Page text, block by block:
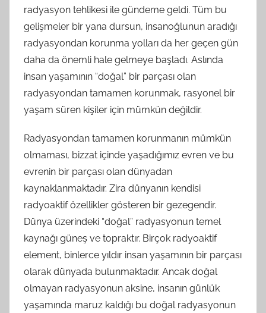
radyasyon tehlikesi ile gündeme geldi. Tüm bu
gelişmeler bir yana dursun, insanoğlunun aradığı
radyasyondan korunma yolları da her geçen gün
daha da önemli hale gelmeye başladı. Aslında
insan yaşamının “doğal” bir parçası olan
radyasyondan tamamen korunmak, rasyonel bir
yaşam süren kişiler için mümkün değildir.
Radyasyondan tamamen korunmanın mümkün
olmaması, bizzat içinde yaşadığımız evren ve bu
evrenin bir parçası olan dünyadan
kaynaklanmaktadır. Zira dünyanın kendisi
radyoaktif özellikler gösteren bir gezegendir.
Dünya üzerindeki “doğal” radyasyonun temel
kaynağı güneş ve topraktır. Birçok radyoaktif
element, binlerce yıldır insan yaşamının bir parçası
olarak dünyada bulunmaktadır. Ancak doğal
olmayan radyasyonun aksine, insanın günlük
yaşamında maruz kaldığı bu doğal radyasyonun